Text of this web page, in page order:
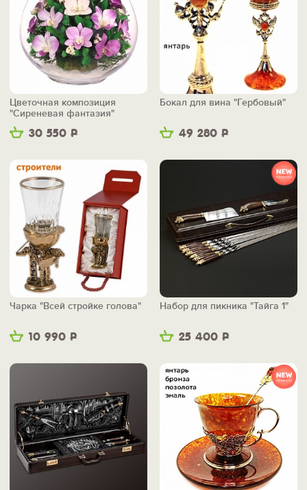
30 550 Р
Цветочная композиция
"Сиреневая фантазия"
49 280 Р
Бокал для вина "Гербовый"
10 990 Р
Чарка "Всей стройке голова"
25 400 Р
Набор для пикника "Тайга 1"